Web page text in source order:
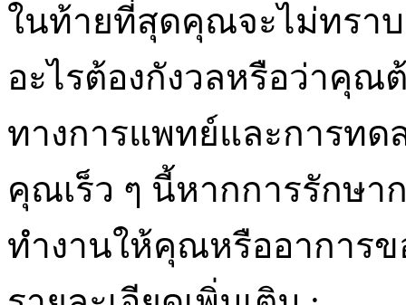
ในท้ายที่สุดคุณจะไม่ทรา
อะไรต้องกังวลหรือว่าคุณ
ทางการแพทย์และการท
คุณเร็ว ๆ นี้หากการรักษ
ทำงานให้คุณหรืออาการ